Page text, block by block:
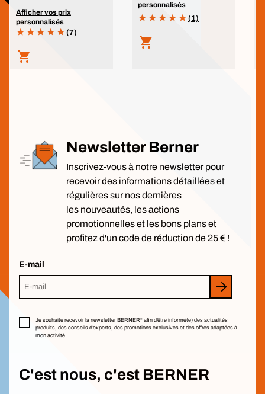
Afficher vos prix
personnalisés
(7)
personnalisés
(1)
Newsletter Berner
Inscrivez-vous à notre newsletter pour
recevoir des informations détaillées et
régulières sur nos dernières
les nouveautés, les actions
promotionnelles et les bons plans et
profitez d'un code de réduction de 25 € !
E-mail
Je souhaite recevoir la newsletter BERNER* afin d’être informé(e) des actualités
produits, des conseils d’experts, des promotions exclusives et des offres adaptées à
mon activité.
C'est nous, c'est BERNER